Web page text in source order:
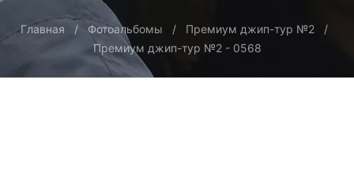
Главная Фотоальбомы
Премиум джип-тур №2
Премиум джип-тур №2 - 0568